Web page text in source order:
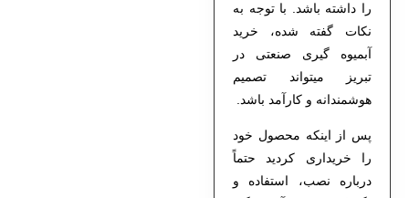
را داشته باشد. با توجه به
نکات گفته شده، خرید
آبمیوه گیری صنعتی در
تبریز میتواند تصمیم
هوشمندانه و کارآمد باشد.
پس از اینکه محصول خود
را خریداری کردید حتماً
درباره نصب، استفاده و